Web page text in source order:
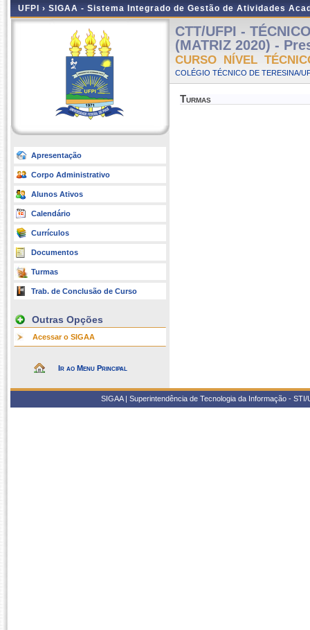
UFPI › SIGAA - Sistema Integrado de Gestão de Atividades
Apresentação
Corpo Administrativo
Alunos Ativos
Calendário
Currículos
Documentos
Turmas
Trab. de Conclusão de Curso
Outras Opções
Acessar o SIGAA
Ir ao Menu Principal
CTT/UFPI -
(MATRIZ 2020) -
CURSO NÍVEL
COLÉGIO TÉCNICO DE TERESINA/
Turmas
SIGAA | Superintendência de Tecnologia da Informação -